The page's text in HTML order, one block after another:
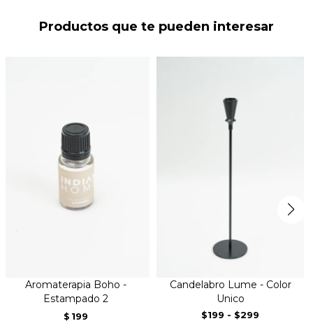
Productos que te pueden interesar
Aromaterapia Boho -
Estampado 2
$ 199
Candelabro Lume - Color
Unico
$199 - $299